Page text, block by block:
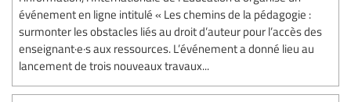
événement en ligne intitulé « Les chemins de la pédagogie :
surmonter les obstacles liés au droit d’auteur pour l’accès des
enseignant·e·s aux ressources. L’événement a donné lieu au
lancement de trois nouveaux travaux...